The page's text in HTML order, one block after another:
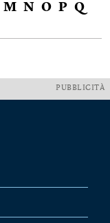
M N O P Q
PUBBLICITÀ